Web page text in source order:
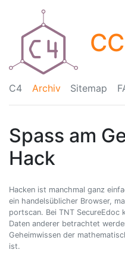
C4 Archiv Sitemap
Spass am
Hack
Hacken ist manchmal ganz
ein handelsüblicher Browser,
portscan. Bei TNT
Daten anderer betrachtet
Geheimwissen der
ist.